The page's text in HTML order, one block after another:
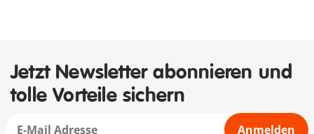
Jetzt Newsletter abonnieren und
tolle Vorteile sichern
Anmelden